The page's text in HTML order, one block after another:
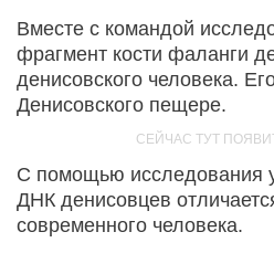
Вместе с командой
фрагмент кости фаланги
денисовского человека.
Денисовского пещере.
С помощью исследования
ДНК денисовцев
современного человека.